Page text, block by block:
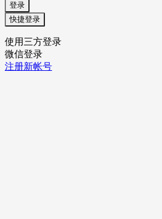
登录
快捷登录
使用三方登录
微信登录
注册新帐号